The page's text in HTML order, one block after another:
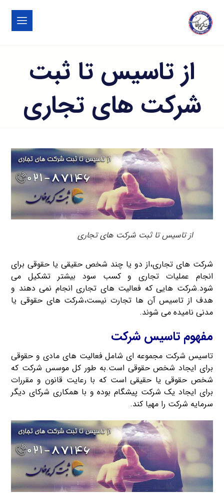
از تاسیس تا ثبت
شرکت های تجاری
از تاسیس تا ثبت شرکت های تجاری
شرکت های تجاری،از دو یا چند شخص حقیقی یا حقوقی برای
انجام عملیات تجاری و کسب سود بیشتر تشکیل می
شود.شرکت هایی که فعالیت های تجاری انجام نمی دهند و
هدف از تاسیس آن ها تجارت نیست،شرکت های حقوقی یا
مدنی نامیده می شوند.
مفهوم تاسیس شرکت
تاسیس شرکت مجموعه ای شامل فعالیت های مادی و حقوقی
برای ایجاد شخص حقوقی است.به طور کل موسس شرکت که
شخص حقوقی یا حقیقی است که با رعایت قانون و مقررات
برای ایجاد یک شرکت پیشگام بوده و با همکاری شرکای دیگر
سرمایه شرکت را مهیا کند.